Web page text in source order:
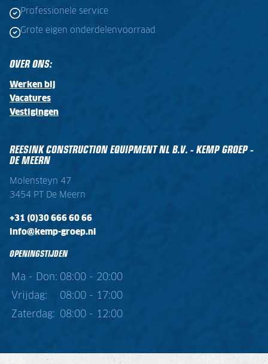
Professionele service
Grote eigen onderdelenvoorraad
OVER ONS:
Werken bij
Vacatures
Vestigingen
REESINK CONSTRUCTION EQUIPMENT NL B.V. - KEMP GROEP -
DE MEERN
Molensteyn 47
3454 PT De Meern
+31 (0)30 666 60 66
info@kemp-groep.nl
OPENINGSTIJDEN
Ma - Don: 08:00 - 20:00
Vrijdag:
08:00 - 17:00
Zaterdag:
08:00 - 12:00